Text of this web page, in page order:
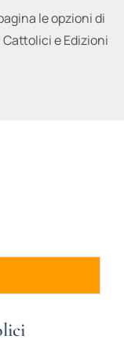
le opzioni di
e Edizioni